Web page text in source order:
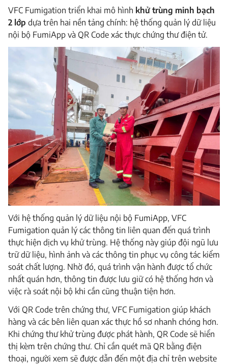
VFC Fumigation triển khai mô hình khử trùng minh bạch
2 lớp dựa trên hai nền tảng chính: hệ thống quản lý dữ liệu
nội bộ FumiApp và QR Code xác thực chứng thư điện tử.
Với hệ thống quản lý dữ liệu nội bộ FumiApp, VFC
Fumigation quản lý các thông tin liên quan đến quá trình
thực hiện dịch vụ khử trùng. Hệ thống này giúp đội ngũ lưu
trữ dữ liệu, hình ảnh và các thông tin phục vụ công tác kiểm
soát chất lượng. Nhờ đó, quá trình vận hành được tổ chức
nhất quán hơn, thông tin được lưu giữ có hệ thống hơn và
việc rà soát nội bộ khi cần cũng thuận tiện hơn.
Với QR Code trên chứng thư, VFC Fumigation giúp khách
hàng và các bên liên quan xác thực hồ sơ nhanh chóng hơn.
Khi chứng thư khử trùng được phát hành, QR Code sẽ hiển
thị kèm trên chứng thư. Chỉ cần quét mã QR bằng điện
thoại, người xem sẽ được dẫn đến một địa chỉ trên website